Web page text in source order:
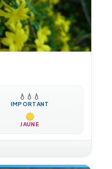
💧 💧 💧
IMPORTANT
JAUNE